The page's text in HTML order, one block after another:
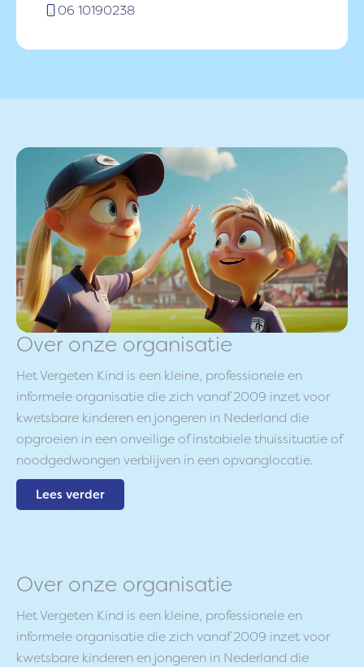
06 10190238
Over onze organisatie
Het Vergeten Kind is een kleine, professionele en
informele organisatie die zich vanaf 2009 inzet voor
kwetsbare kinderen en jongeren in Nederland die
opgroeien in een onveilige of instabiele thuissituatie of
noodgedwongen verblijven in een opvanglocatie.
Lees verder
Over onze organisatie
Het Vergeten Kind is een kleine, professionele en
informele organisatie die zich vanaf 2009 inzet voor
kwetsbare kinderen en jongeren in Nederland die